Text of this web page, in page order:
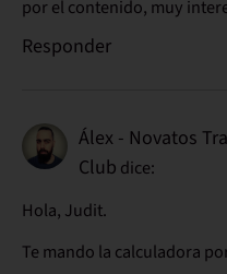
por el contenido, muy
Responder
Álex - Novatos
Club dice:
Hola, Judit.
Te mando la calculadora